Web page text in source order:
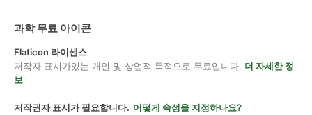
과학 무료 아이콘
Flaticon 라이센스
저작자 표시가있는 개인 및 상업적 목적으로 무료입니다. 더 자세한 정
보
저작권자 표시가 필요합니다. 어떻게 속성을 지정하나요?